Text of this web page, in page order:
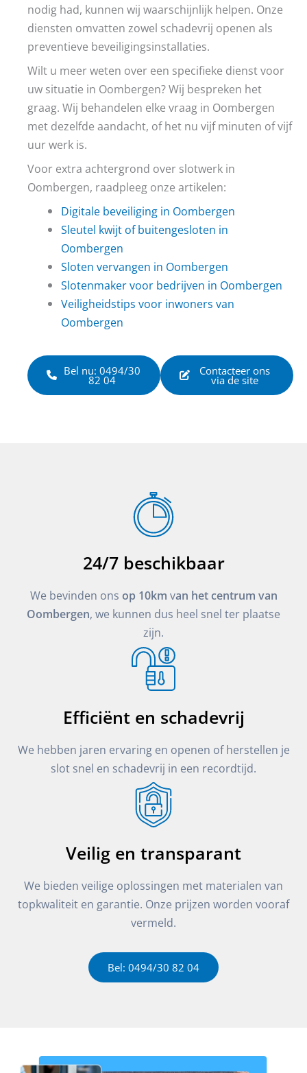
nodig had, kunnen wij waarschijnlijk helpen. Onze
diensten omvatten zowel schadevrij openen als
preventieve beveiligingsinstallaties.
Wilt u meer weten over een specifieke dienst voor
uw situatie in Oombergen? Wij bespreken het
graag. Wij behandelen elke vraag in Oombergen
met dezelfde aandacht, of het nu vijf minuten of vijf
uur werk is.
Voor extra achtergrond over slotwerk in
Oombergen, raadpleeg onze artikelen:
Digitale beveiliging in Oombergen
Sleutel kwijt of buitengesloten in
Oombergen
Sloten vervangen in Oombergen
Slotenmaker voor bedrijven in Oombergen
Veiligheidstips voor inwoners van
Oombergen
Bel nu: 0494/30
82 04
Contacteer ons
via de site
24/7 beschikbaar
We bevinden ons op 10km van het centrum van
Oombergen, we kunnen dus heel snel ter plaatse
zijn.
Efficiënt en schadevrij
We hebben jaren ervaring en openen of herstellen je
slot snel en schadevrij in een recordtijd.
Veilig en transparant
We bieden veilige oplossingen met materialen van
topkwaliteit en garantie. Onze prijzen worden vooraf
vermeld.
Bel: 0494/30 82 04